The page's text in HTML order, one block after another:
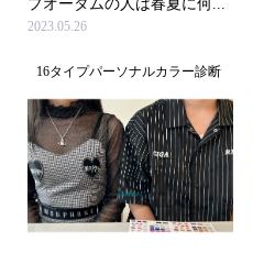
プオータムの人は春夏に何...
2023.05.26
16タイプパーソナルカラー診断